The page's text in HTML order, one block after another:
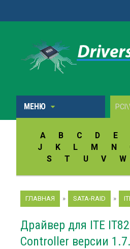
МЕНЮ
A B C D E
J
K L M N
S
T U V W
ГЛАВНАЯ » SATA-RAID »
Драйвер для ITE
Controller версии